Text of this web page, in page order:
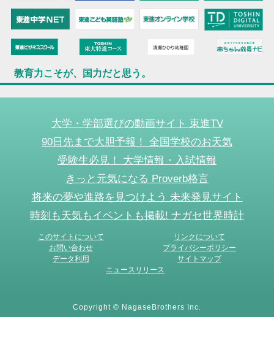
教育力こそが、国力だと思う。
大学・学部選びの動画サイト 東進TV
90日先まで大胆予報！ 全国学校のお天気
受験生必見！ 大学情報・入試情報
きっと元気になる Proverb格言
将来の夢や進路を見つけよう 未来発見サイト
時刻も天気もイベントも掲載! ナガセ世界時計
このサイトについて
リンクについて
お問い合わせ
プライバシーポリシー
データ利用
サイトマップ
ニュースリリース
Copyright © NagaseBrothers Inc.